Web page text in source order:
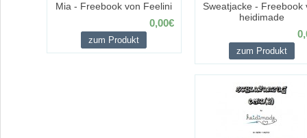
Mia - Freebook von Feelini
0,00€
zum Produkt
Sweatjacke - Freebook
heidimade
zum Produkt